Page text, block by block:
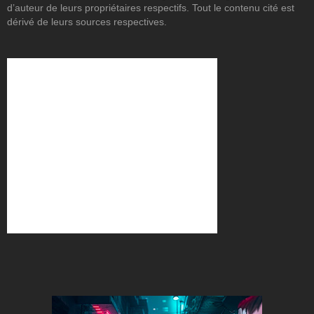
d’auteur de leurs propriétaires respectifs. Tout le contenu cité est
dérivé de leurs sources respectives.